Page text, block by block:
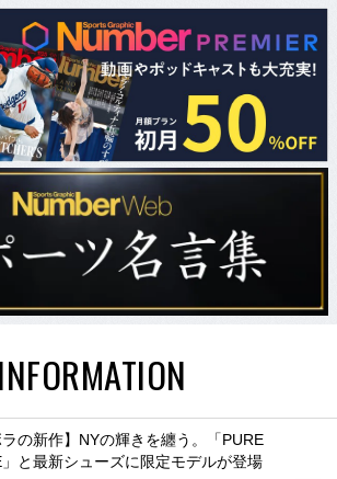
INFORMATION
ラの新作】NYの輝きを纏う。「PURE
」と最新シューズに限定モデルが登場